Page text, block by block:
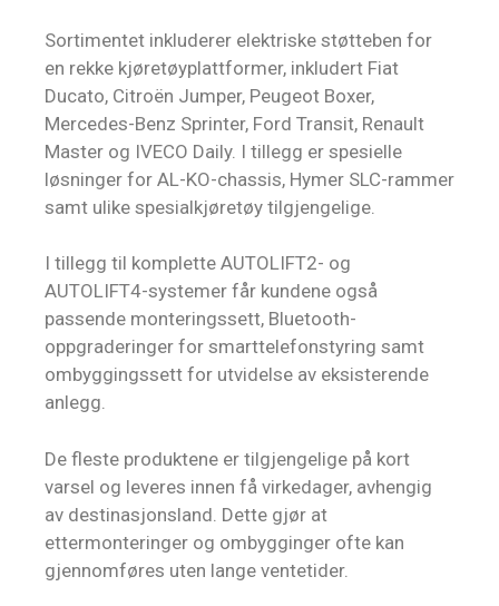
Sortimentet inkluderer elektriske støtteben for
en rekke kjøretøyplattformer, inkludert Fiat
Ducato, Citroën Jumper, Peugeot Boxer,
Mercedes-Benz Sprinter, Ford Transit, Renault
Master og IVECO Daily. I tillegg er spesielle
løsninger for AL-KO-chassis, Hymer SLC-rammer
samt ulike spesialkjøretøy tilgjengelige.
I tillegg til komplette AUTOLIFT2- og
AUTOLIFT4-systemer får kundene også
passende monteringssett, Bluetooth-
oppgraderinger for smarttelefonstyring samt
ombyggingssett for utvidelse av eksisterende
anlegg.
De fleste produktene er tilgjengelige på kort
varsel og leveres innen få virkedager, avhengig
av destinasjonsland. Dette gjør at
ettermonteringer og ombygginger ofte kan
gjennomføres uten lange ventetider.